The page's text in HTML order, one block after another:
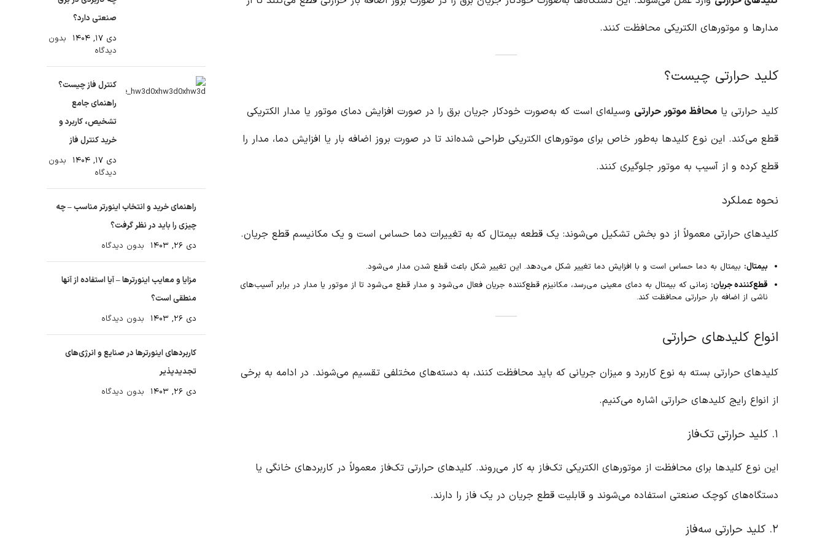
مدارها و موتورهای الکتریکی محافظت کنند.
کلید حرارتی چیست؟
کلید حرارتی یا محافظ موتور حرارتی وسیله‌ای است که به‌صورت خودکار جریان برق را در صورت افزایش دمای موتور یا مدار الکتریکی
قطع می‌کند. این نوع کلیدها به‌طور خاص برای موتورهای الکتریکی طراحی شده‌اند تا در صورت بروز اضافه بار یا افزایش دما، مدار را
قطع کرده و از آسیب به موتور جلوگیری کنند.
نحوه عملکرد
کلیدهای حرارتی معمولاً از دو بخش تشکیل می‌شوند: یک قطعه بیمتال که به تغییرات دما حساس است و یک مکانیسم قطع جریان.
بیمتال: بیمتال به دما حساس است و با افزایش دما تغییر شکل می‌دهد. این تغییر شکل باعث قطع شدن مدار می‌شود.
قطع‌کننده جریان: زمانی که بیمتال به دمای معینی می‌رسد، مکانیزم قطع‌کننده جریان فعال می‌شود و مدار قطع می‌شود تا از موتور یا مدار در برابر آسیب‌های
ناشی از اضافه بار حرارتی محافظت کند.
انواع کلیدهای حرارتی
کلیدهای حرارتی بسته به نوع کاربرد و میزان جریانی که باید محافظت کنند، به دسته‌های مختلفی تقسیم می‌شوند. در ادامه به برخی
از انواع رایج کلیدهای حرارتی اشاره می‌کنیم.
۱. کلید حرارتی تک‌فاز
این نوع کلیدها برای محافظت از موتورهای الکتریکی تک‌فاز به کار می‌روند. کلیدهای حرارتی تک‌فاز معمولاً در کاربردهای خانگی یا
دستگاه‌های کوچک صنعتی استفاده می‌شوند و قابلیت قطع جریان در یک فاز را دارند.
۲. کلید حرارتی سه‌فاز
صنعتی دارد؟
دی ۱۷, ۱۴۰۴
بدون
دیدگاه
کنترل فاز چیست؟
راهنمای جامع
تشخیص، کاربرد و
خرید کنترل فاز
دی ۱۷, ۱۴۰۴
بدون
دیدگاه
راهنمای خرید و انتخاب اینورتر مناسب – چه
چیزی را باید در نظر گرفت؟
دی ۲۶, ۱۴۰۳
بدون دیدگاه
مزایا و معایب اینورترها – آیا استفاده از آنها
منطقی است؟
دی ۲۶, ۱۴۰۳
بدون دیدگاه
کاربردهای اینورترها در صنایع و انرژی‌های
تجدیدپذیر
دی ۲۶, ۱۴۰۳
بدون دیدگاه